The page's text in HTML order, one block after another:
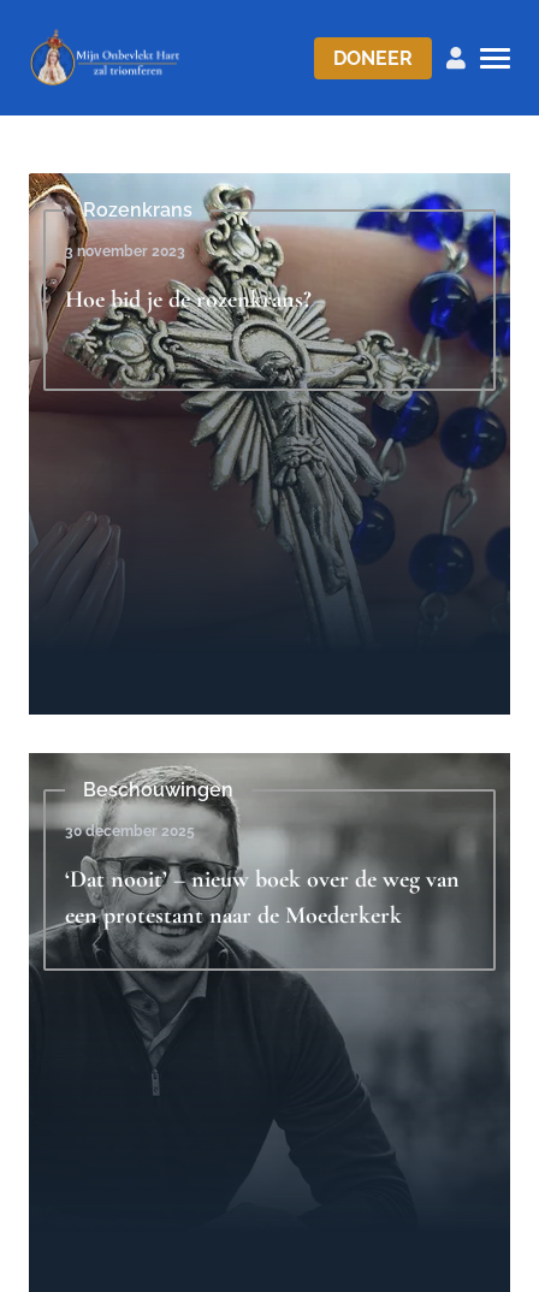
DONEER
Rozenkrans
3 november 2023
Hoe bid je de rozenkrans?
Beschouwingen
30 december 2025
‘Dat nooit’ – nieuw boek over de weg van
een protestant naar de Moederkerk